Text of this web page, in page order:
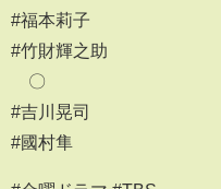
#福本莉子
#竹財輝之助
〇
#吉川晃司
#國村隼